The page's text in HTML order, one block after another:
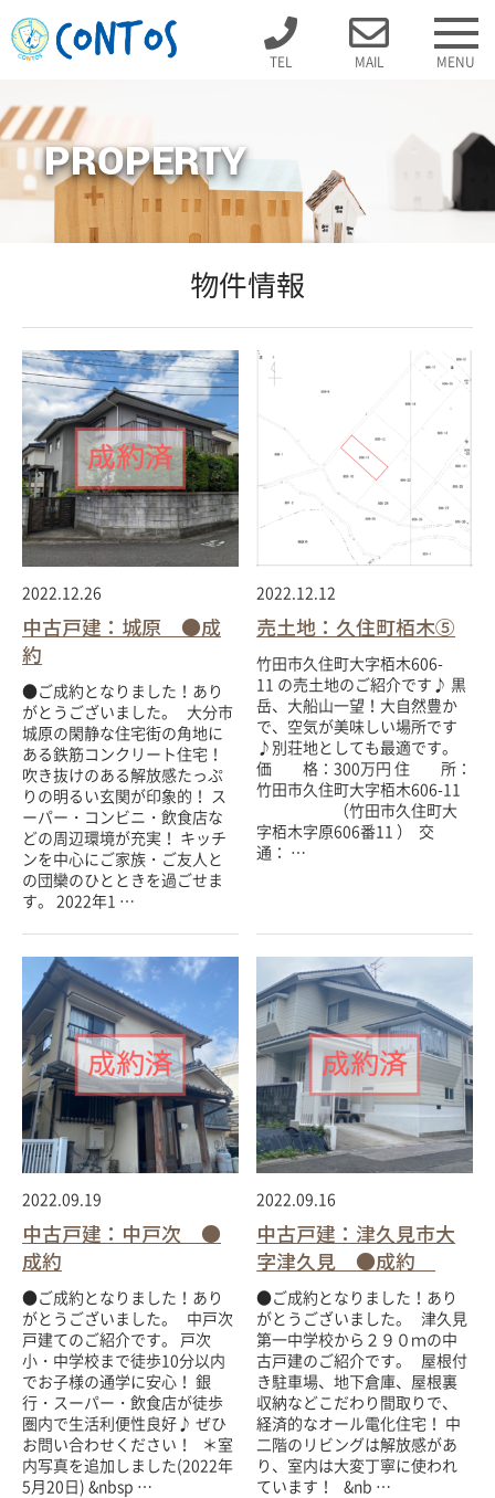
TEL MAIL MENU
PROPERTY
物件情報
2022.12.26
中古戸建：城原 ●成
約
●ご成約となりました！あり
がとうございました。 大分市
城原の閑静な住宅街の角地に
ある鉄筋コンクリート住宅！
吹き抜けのある解放感たっぷ
りの明るい玄関が印象的！ ス
ーパー・コンビニ・飲食店な
どの周辺環境が充実！ キッチ
ンを中心にご家族・ご友人と
の団欒のひとときを過ごせま
す。 2022年1 …
2022.12.12
売土地：久住町栢木⑤
竹田市久住町大字栢木606-
11 の売土地のご紹介です♪ 黒
岳、大船山一望！大自然豊か
で、空気が美味しい場所です
♪別荘地としても最適です。
価 格：300万円 住 所：
竹田市久住町大字栢木606-11
（竹田市久住町大
字栢木字原606番11 ） 交
通： …
2022.09.19
中古戸建：中戸次 ●
成約
●ご成約となりました！あり
がとうございました。 中戸次
戸建てのご紹介です。 戸次
小・中学校まで徒歩10分以内
でお子様の通学に安心！ 銀
行・スーパー・飲食店が徒歩
圏内で生活利便性良好♪ ぜひ
お問い合わせください！ ＊室
内写真を追加しました(2022年
5月20日) &nbsp …
2022.09.16
中古戸建：津久見市大
字津久見 ●成約
●ご成約となりました！あり
がとうございました。 津久見
第一中学校から２９０ｍの中
古戸建のご紹介です。 屋根付
き駐車場、地下倉庫、屋根裏
収納などこだわり間取りで、
経済的なオール電化住宅！ 中
二階のリビングは解放感があ
り、室内は大変丁寧に使われ
ています！ &nb …